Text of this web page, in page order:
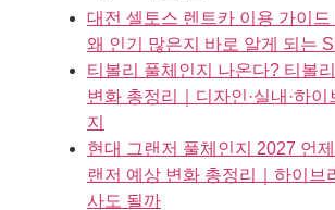
대전 셀토스 렌트카 이용 가이
왜 인기 많은지 바로 알게 되는
티볼리 풀체인지 나온다? 티볼
변화 총정리｜디자인·실내·하
지
현대 그랜저 풀체인지 2027 언
랜저 예상 변화 총정리｜하이브
사도 될까